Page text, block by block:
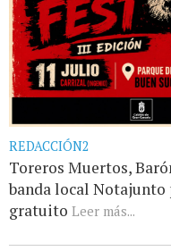
REDACCIÓN2
Toreros Muertos,
banda local
gratuito Leer más...